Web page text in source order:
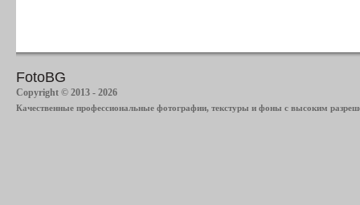
FotoBG
Copyright © 2013 - 2026
Качественные профессиональные фотографии, текстуры и фоны с высоким